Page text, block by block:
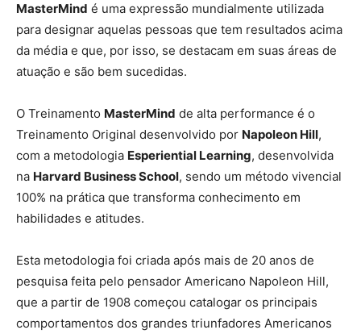
MasterMind é uma expressão mundialmente utilizada
para designar aquelas pessoas que tem resultados acima
da média e que, por isso, se destacam em suas áreas de
atuação e são bem sucedidas.
O Treinamento MasterMind de alta performance é o
Treinamento Original desenvolvido por Napoleon Hill,
com a metodologia Esperiential Learning, desenvolvida
na Harvard Business School, sendo um método vivencial
100% na prática que transforma conhecimento em
habilidades e atitudes.
Esta metodologia foi criada após mais de 20 anos de
pesquisa feita pelo pensador Americano Napoleon Hill,
que a partir de 1908 começou catalogar os principais
comportamentos dos grandes triunfadores Americanos